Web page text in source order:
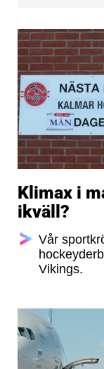
Klimax i
ikväll?
Vår
Vikings.